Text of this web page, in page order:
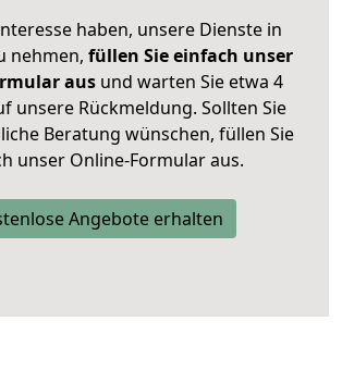
haben, unsere Dienste in
nehmen, füllen Sie einfach unser
ausund warten Sie etwa 4
unsere Rückmeldung. Sollten Sie
Beratung wünschen, füllen Sie
unser Online-Formular aus.
Angebote erhalten